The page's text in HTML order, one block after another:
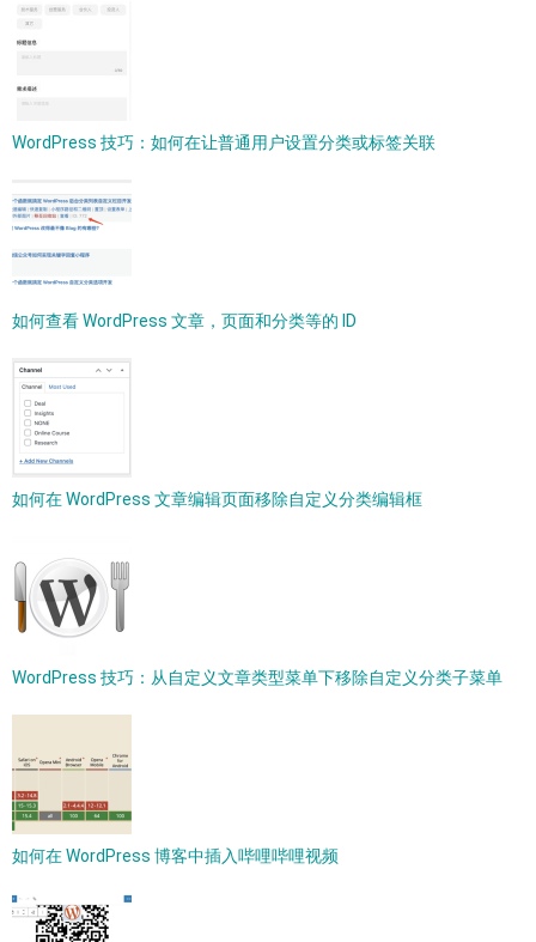
WordPress 技巧：如何在让普通用户设置分类或标签关联
如何查看 WordPress 文章，页面和分类等的 ID
如何在 WordPress 文章编辑页面移除自定义分类编辑框
WordPress 技巧：从自定义文章类型菜单下移除自定义分类子菜单
如何在 WordPress 博客中插入哔哩哔哩视频